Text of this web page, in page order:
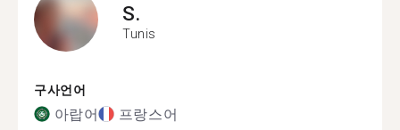
S.
Tunis
구사언어
아랍어 프랑스어